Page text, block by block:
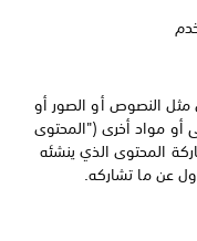
مثل النصوص أو الصور أو
أو مواد أخرى ("المحتوى
المحتوى الذي ينشئه
عن ما تشاركه.